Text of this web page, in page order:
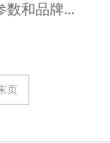
数和品牌...
页